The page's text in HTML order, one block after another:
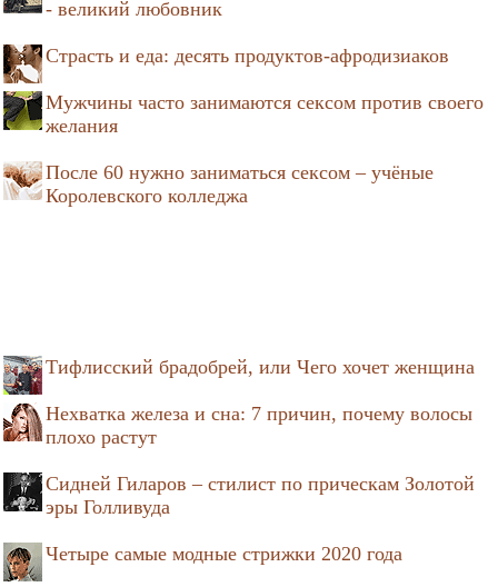
- великий любовник
Страсть и еда: десять продуктов-афродизиаков
Мужчины часто занимаются сексом против своего
желания
После 60 нужно заниматься сексом – учёные
Королевского колледжа
Тифлисский брадобрей, или Чего хочет женщина
Нехватка железа и сна: 7 причин, почему волосы
плохо растут
Сидней Гиларов – стилист по прическам Золотой
эры Голливуда
Четыре самые модные стрижки 2020 года